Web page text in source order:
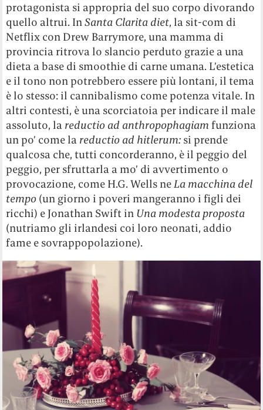
protagonista si appropria del suo corpo divorando
quello altrui. InSanta Clarita diet, la sit-com di
Netflix con Drew Barrymore, una mamma di
provincia ritrova lo slancio perduto grazie a una
dieta a base di smoothie di carne umana. L’estetica
e il tono non potrebbero essere più lontani, il tema
è lo stesso: il cannibalismo come potenza vitale. In
altri contesti, è una scorciatoia per indicare il male
assoluto, la reductio ad anthropophagiam funziona
un po’ come la reductio ad hitlerum: si prende
qualcosa che, tutti concorderanno, è il peggio del
peggio, per sfruttarla a mo’ di avvertimento o
provocazione, come H.G. Wells neLa macchina del
tempo (un giorno i poveri mangeranno i figli dei
ricchi) e Jonathan Swift in Una modesta proposta
(nutriamo gli irlandesi coi loro neonati, addio
fame e sovrappopolazione).